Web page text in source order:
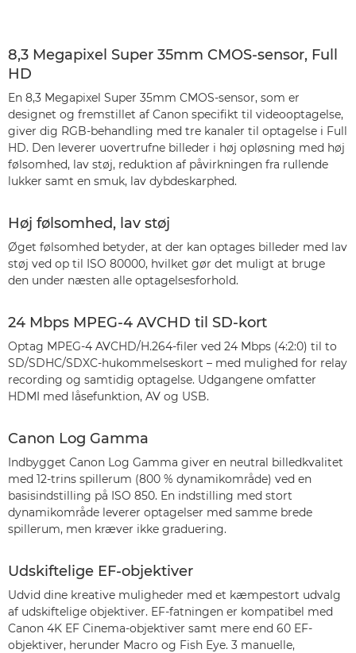
8,3 Megapixel Super 35mm CMOS-sensor, Full
HD
En 8,3 Megapixel Super 35mm CMOS-sensor, som er
designet og fremstillet af Canon specifikt til videooptagelse,
giver dig RGB-behandling med tre kanaler til optagelse i Full
HD. Den leverer uovertrufne billeder i høj opløsning med høj
følsomhed, lav støj, reduktion af påvirkningen fra rullende
lukker samt en smuk, lav dybdeskarphed.
Høj følsomhed, lav støj
Øget følsomhed betyder, at der kan optages billeder med lav
støj ved op til ISO 80000, hvilket gør det muligt at bruge
den under næsten alle optagelsesforhold.
24 Mbps MPEG-4 AVCHD til SD-kort
Optag MPEG-4 AVCHD/H.264-filer ved 24 Mbps (4:2:0) til to
SD/SDHC/SDXC-hukommelseskort – med mulighed for relay
recording og samtidig optagelse. Udgangene omfatter
HDMI med låsefunktion, AV og USB.
Canon Log Gamma
Indbygget Canon Log Gamma giver en neutral billedkvalitet
med 12-trins spillerum (800 % dynamikområde) ved en
basisindstilling på ISO 850. En indstilling med stort
dynamikområde leverer optagelser med samme brede
spillerum, men kræver ikke graduering.
Udskiftelige EF-objektiver
Udvid dine kreative muligheder med et kæmpestort udvalg
af udskiftelige objektiver. EF-fatningen er kompatibel med
Canon 4K EF Cinema-objektiver samt mere end 60 EF-
objektiver, herunder Macro og Fish Eye. 3 manuelle,